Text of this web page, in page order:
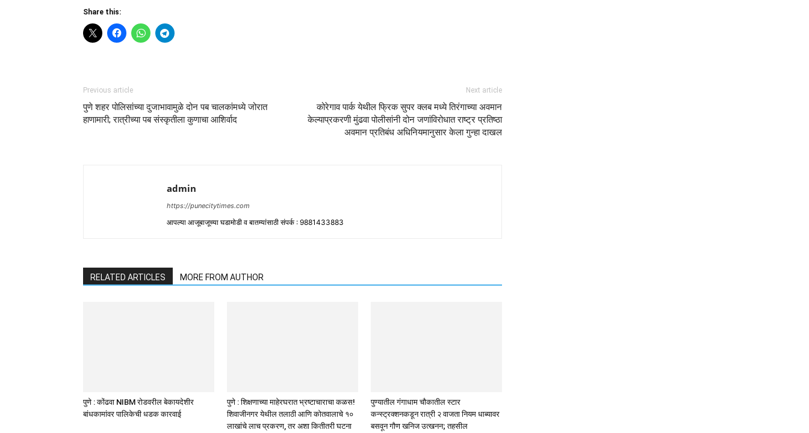
Share this:
Previous article
पुणे शहर पोलिसांच्या दुजाभावामुळे दोन पब चालकांमध्ये जोरात
हाणामारी; रात्रीच्या पब संस्कृतीला कुणाचा आशिर्वाद
Next article
कोरेगाव पार्क येथील फ्रिक सुपर क्लब मध्ये तिरंगाच्या अवमान
केल्याप्रकरणी मुंढवा पोलीसांनी दोन जणांविरोधात राष्ट्र प्रतिष्ठा
अवमान प्रतिबंध अधिनियमानुसार केला गुन्हा दाखल
admin
https://punecitytimes.com
आपल्या आजूबाजूच्या घडामोडी व बातम्यांसाठी संपर्क : 9881433883
RELATED ARTICLES MORE FROM AUTHOR
पुणे : कोंढवा NIBM रोडवरील बेकायदेशीर
बांधकामांवर पालिकेची धडक कारवाई
पुणे : शिक्षणाच्या माहेरघरात भ्रष्टाचाराचा कळस!
शिवाजीनगर येथील तलाठी आणि कोतवालाचे १०
लाखांचे लाच प्रकरण, तर अशा कितीतरी घटना
पुण्यातील गंगाधाम चौकातील स्टार
कन्स्ट्रक्शनकडून रात्री २ वाजता नियम धाब्यावर
बसवून गौण खनिज उत्खनन; तहसील